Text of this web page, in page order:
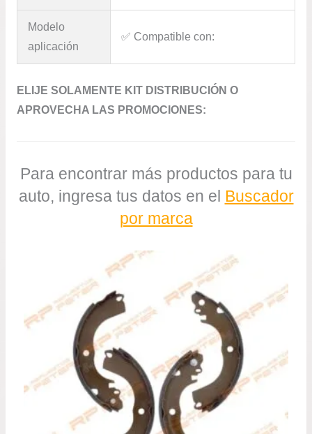
Modelo
aplicación
✅​ Compatible con:
ELIJE SOLAMENTE KIT DISTRIBUCIÓN O
APROVECHA LAS PROMOCIONES:
Para encontrar más productos para tu
auto, ingresa tus datos en el Buscador
por marca